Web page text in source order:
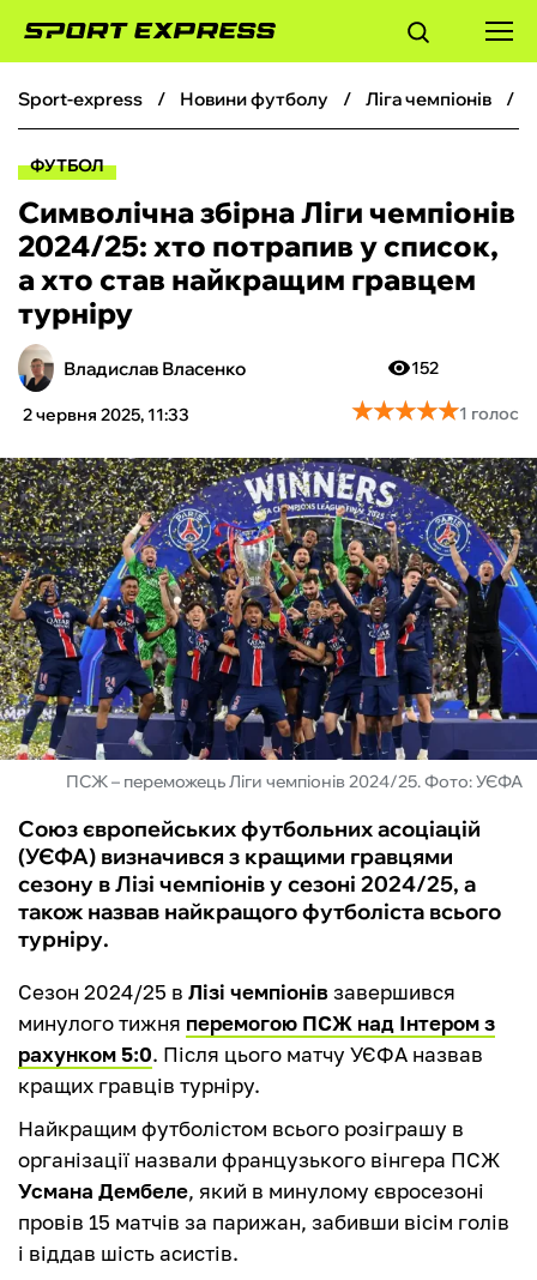
ФУТБОЛ
БОКС
ХОКЕЙ
ТЕНІС
КІБЕРСПОРТ
ЧС-2026
ФУТЗАЛ
ІНШІ
БУКМЕКЕРИ
sport-express новини футболу ліга чемпіонів
ФУТБОЛ
Символічна збірна Ліги чемпіонів
2024/25: хто потрапив у список,
а хто став найкращим гравцем
турніру
Владислав Власенко
2 червня 2025, 11:33
152
★★★★★
★★★★★1 голос
ПСЖ – переможець Ліги чемпіонів 2024/25. Фото: УЄФА
Союз європейських футбольних асоціацій
(УЄФА) визначився з кращими гравцями
сезону в Лізі чемпіонів у сезоні 2024/25, а
також назвав найкращого футболіста всього
турніру.
Сезон 2024/25 в Лізі чемпіонівзавершився
минулого тижня перемогою ПСЖ над Інтером з
рахунком 5:0. Після цього матчу УЄФА назвав
кращих гравців турніру.
Найкращим футболістом всього розіграшу в
організації назвали французького вінгера ПСЖ
Усмана Дембеле, який в минулому євросезоні
провів 15 матчів за парижан, забивши вісім голів
і віддав шість асистів.